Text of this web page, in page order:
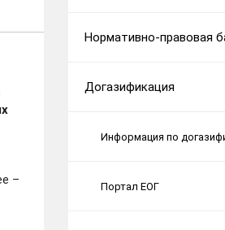
–
Нормативно-правовая
Догазификация
Информация по
Портал ЕОГ